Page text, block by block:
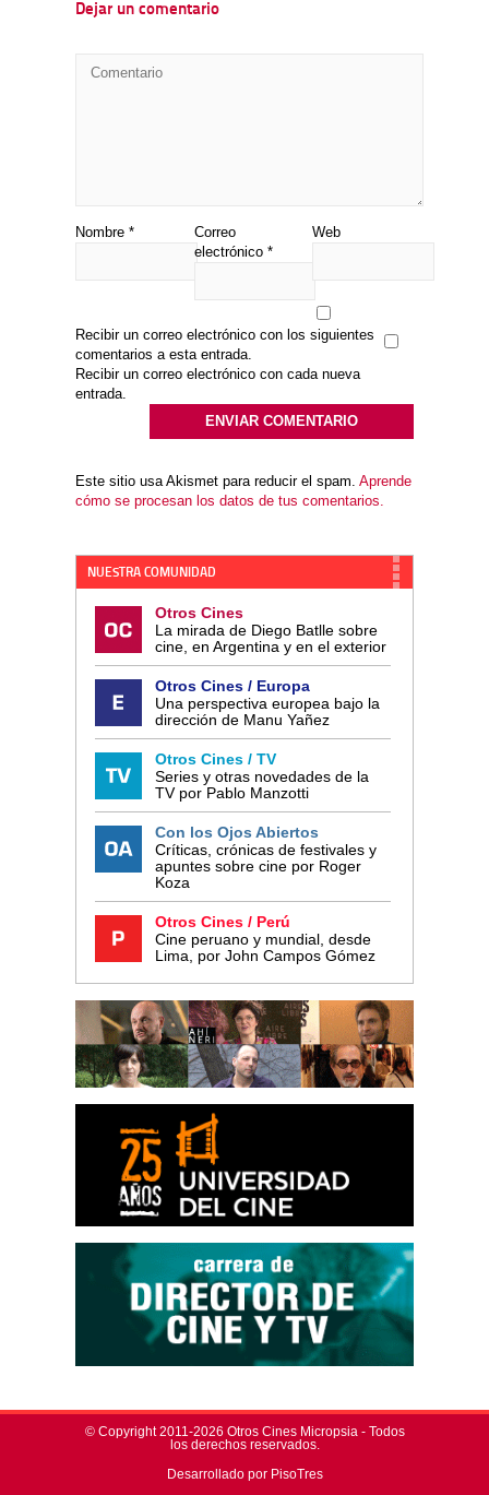
Dejar un comentario
Nombre *
Correo
electrónico *
Web
Recibir un correo electrónico con los siguientes
comentarios a esta entrada.
Recibir un correo electrónico con cada nueva
entrada.
Este sitio usa Akismet para reducir el spam. Aprende
cómo se procesan los datos de tus comentarios.
NUESTRA COMUNIDAD
Otros Cines
La mirada de Diego Batlle sobre
cine, en Argentina y en el exterior
Otros Cines / Europa
Una perspectiva europea bajo la
dirección de Manu Yañez
Otros Cines / TV
Series y otras novedades de la
TV por Pablo Manzotti
Con los Ojos Abiertos
Críticas, crónicas de festivales y
apuntes sobre cine por Roger
Koza
Otros Cines / Perú
Cine peruano y mundial, desde
Lima, por John Campos Gómez
© Copyright 2011-2026 Otros Cines Micropsia - Todos
los derechos reservados.
Desarrollado por PisoTres